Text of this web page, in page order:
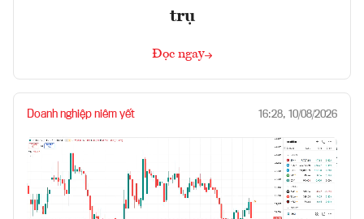
trụ
Đọc ngay
Doanh nghiệp niêm yết 16:28, 10/08/2026